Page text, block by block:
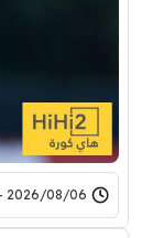
2026/08/06 - 21:03